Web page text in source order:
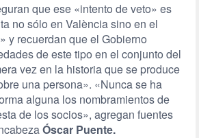
que ese «intento de veto» es
no sólo en València sino en el
y recuerdan que el Gobierno
de este tipo en el conjunto del
vez en la historia que se produce
una persona». «Nunca se ha
alguna los nombramientos de
de los socios», agregan fuentes
Óscar Puente.